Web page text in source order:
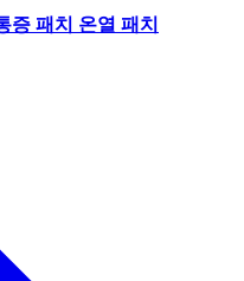
증 패치 온열 패치